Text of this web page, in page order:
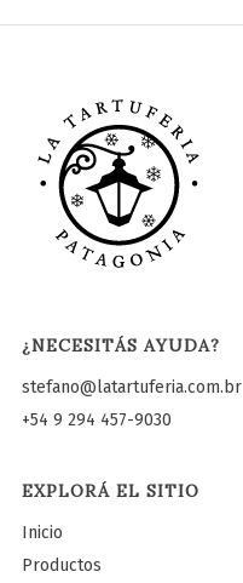
¿NECESITÁS AYUDA?
stefano@latartuferia.com.br
+54 9 294 457-9030
EXPLORÁ EL SITIO
Inicio
Productos